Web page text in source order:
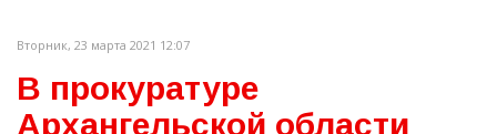
Вторник, 23 марта 2021 12:07
В прокуратуре
Архангельской области